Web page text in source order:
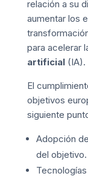
relación a su
aumentar los
para acelerar
artificial(IA).
El
objetivos
siguiente
Adopción
del objetivo.
Tecnologías